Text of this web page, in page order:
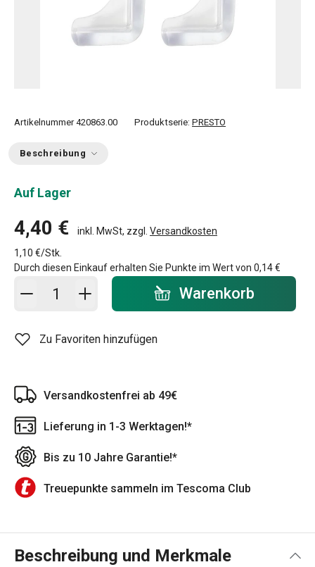
Artikelnummer 420863.00 Produktserie: PRESTO
Beschreibung
Auf Lager
4,40 € inkl. MwSt, zzgl. Versandkosten
1,10 €/Stk.
Durch diesen Einkauf erhalten Sie Punkte im Wert von 0,14 €
In den Warenkorb - Menge Warenkorb
Zu Favoriten hinzufügen
Versandkostenfrei ab 49€
Lieferung in 1-3 Werktagen!*
Bis zu 10 Jahre Garantie!*
Treuepunkte sammeln im Tescoma Club
Beschreibung und Merkmale